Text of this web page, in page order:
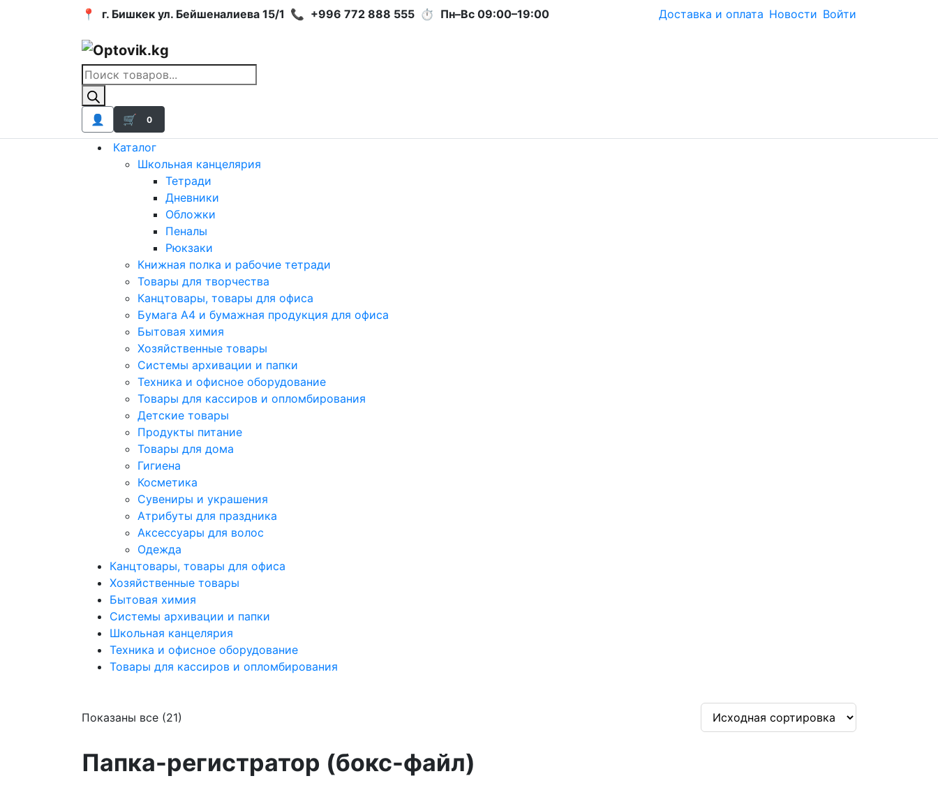
📍 г. Бишкек ул. Бейшеналиева 15/1 📞 +996 772 888 555 ⏱ Пн–Вс 09:00–19:00 Доставка и оплата Новости Войти
Поиск
товаров
👤 🛒 0
Каталог
Школьная канцелярия
Тетради
Дневники
Обложки
Пеналы
Рюкзаки
Книжная полка и рабочие тетради
Товары для творчества
Канцтовары, товары для офиса
Бумага А4 и бумажная продукция для офиса
Бытовая химия
Хозяйственные товары
Системы архивации и папки
Техника и офисное оборудование
Товары для кассиров и опломбирования
Детские товары
Продукты питание
Товары для дома
Гигиена
Косметика
Сувениры и украшения
Атрибуты для праздника
Аксеcсуары для волос
Одежда
Канцтовары, товары для офиса
Хозяйственные товары
Бытовая химия
Системы архивации и папки
Школьная канцелярия
Техника и офисное оборудование
Товары для кассиров и опломбирования
Показаны все (21)
Папка-регистратор (бокс-файл)